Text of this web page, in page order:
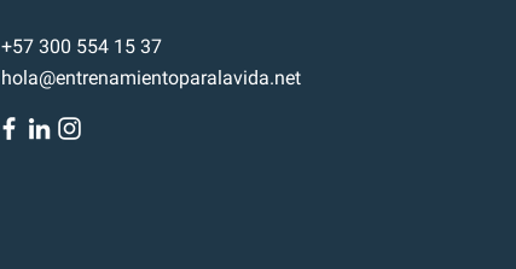
+57 300 554 15 37
hola@entrenamientoparalavida.net